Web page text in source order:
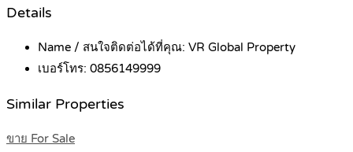
Details
Name / สนใจติดต่อได้ที่คุณ: VR Global Property
เบอร์โทร: 0856149999
Similar Properties
ขาย For Sale